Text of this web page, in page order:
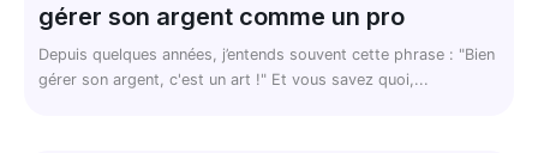
gérer son argent comme un pro
Depuis quelques années, j’entends souvent cette phrase : "Bien
gérer son argent, c'est un art !" Et vous savez quoi,...